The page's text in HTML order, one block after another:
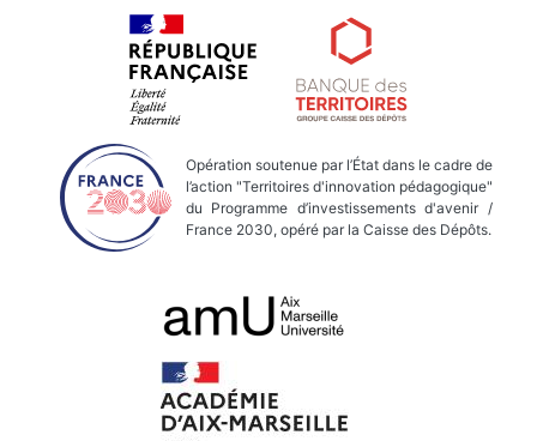
Opération soutenue par l’État dans le cadre de
l’action "Territoires d'innovation pédagogique"
du Programme d’investissements d'avenir /
France 2030, opéré par la Caisse des Dépôts.